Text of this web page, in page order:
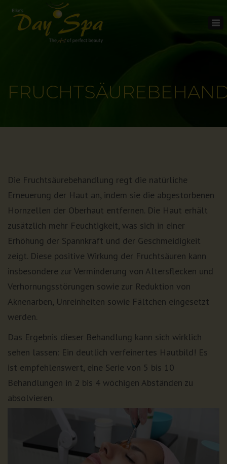
Die Fruchtsäurebehandlung regt die natürliche
Erneuerung der Haut an, indem sie die abgestorbenen
Hornzellen der Oberhaut entfernen. Die Haut erhält
zusätzlich mehr Feuchtigkeit, was sich in einer
Erhöhung der Spannkraft und der Geschmeidigkeit
zeigt. Diese positive Wirkung der Fruchtsäuren kann
insbesondere zur Verminderung von Altersflecken und
Verhornungsstörungen sowie zur Reduktion von
Aknenarben, Unreinheiten sowie Fältchen eingesetzt
werden.
Das Ergebnis dieser Behandlung kann sich wirklich
sehen lassen: Ein deutlich verfeinertes Hautbild! Es
ist empfehlenswert, eine Serie von 5 bis 10
Behandlungen in 2 bis 4 wöchigen Abständen zu
absolvieren.